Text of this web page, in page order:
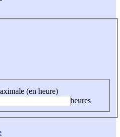
(en heure)
heures